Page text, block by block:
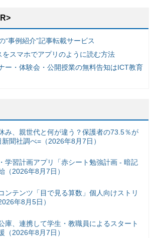
“事例紹介”記事転載サービス
をスマホでアプリのように読む方法
ー・体験会・公開授業の無料告知はICT教育
み、親世代と何が違う？保護者の73.5％が
聞社調べ=（2026年8月7日）
学習計画アプリ「赤シート勉強計画 - 暗記
（2026年8月7日）
ンテンツ「目で見る算数」個人向けストリ
年8月5日）
庫、連携して学生・教職員によるスタート
（2026年8月7日）